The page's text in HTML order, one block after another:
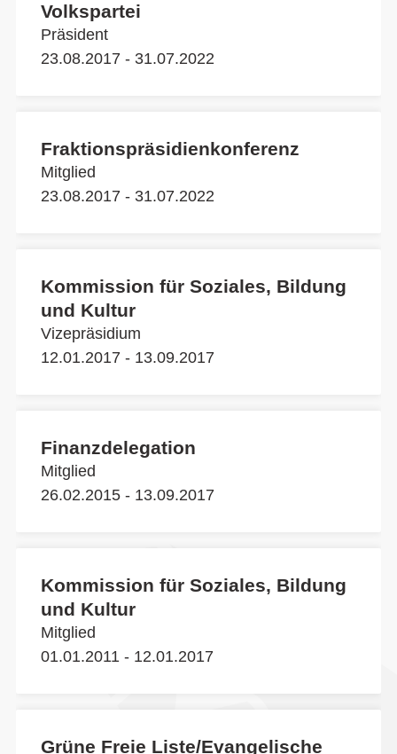
Volkspartei
Präsident
23.08.2017 - 31.07.2022
Fraktionspräsidienkonferenz
Mitglied
23.08.2017 - 31.07.2022
Kommission für Soziales, Bildung
und Kultur
Vizepräsidium
12.01.2017 - 13.09.2017
Finanzdelegation
Mitglied
26.02.2015 - 13.09.2017
Kommission für Soziales, Bildung
und Kultur
Mitglied
01.01.2011 - 12.01.2017
Grüne Freie Liste/Evangelische